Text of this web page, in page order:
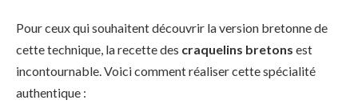
Pour ceux qui souhaitent découvrir la version bretonne de
cette technique, la recette des craquelins bretons est
incontournable. Voici comment réaliser cette spécialité
authentique :